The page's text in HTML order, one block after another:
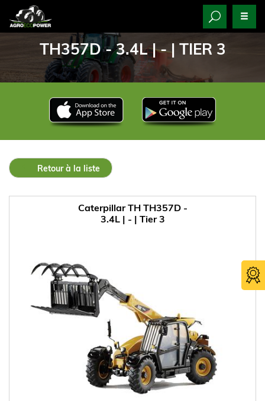
TH357D - 3.4L | - | TIER 3
Retour à la liste
Caterpillar TH TH357D -
3.4L | - | Tier 3